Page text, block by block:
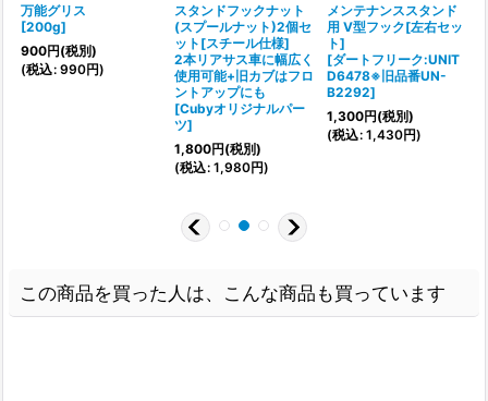
万能グリス
[200g]
900円(税別)
(税込: 990円)
スタンドフックナット
(スプールナット)2個セ
ット[スチール仕様]
2本リアサス車に幅広く
使用可能+旧カブはフロ
ントアップにも
[Cubyオリジナルパー
ツ]
1,800円(税別)
(税込: 1,980円)
メンテナンススタンド
用 V型フック[左右セッ
ト]
[ダートフリーク:UNIT
D6478※旧品番UN-
B2292]
1,300円(税別)
(税込: 1,430円)
この商品を買った人は、こんな商品も買っています